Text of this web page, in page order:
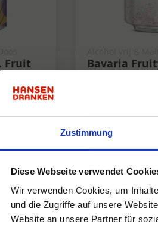
Zustimmung
Diese Webseite verwendet
Wir verwenden Cookies, um
und die Zugriffe auf unsere
Website an unsere Partner für
Fruit
Bavaria